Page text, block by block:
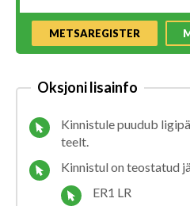
METSAREGISTER
Oksjoni lisainfo
Kinnistule puudub
teelt.
Kinnistul on teostatud
ER1 LR